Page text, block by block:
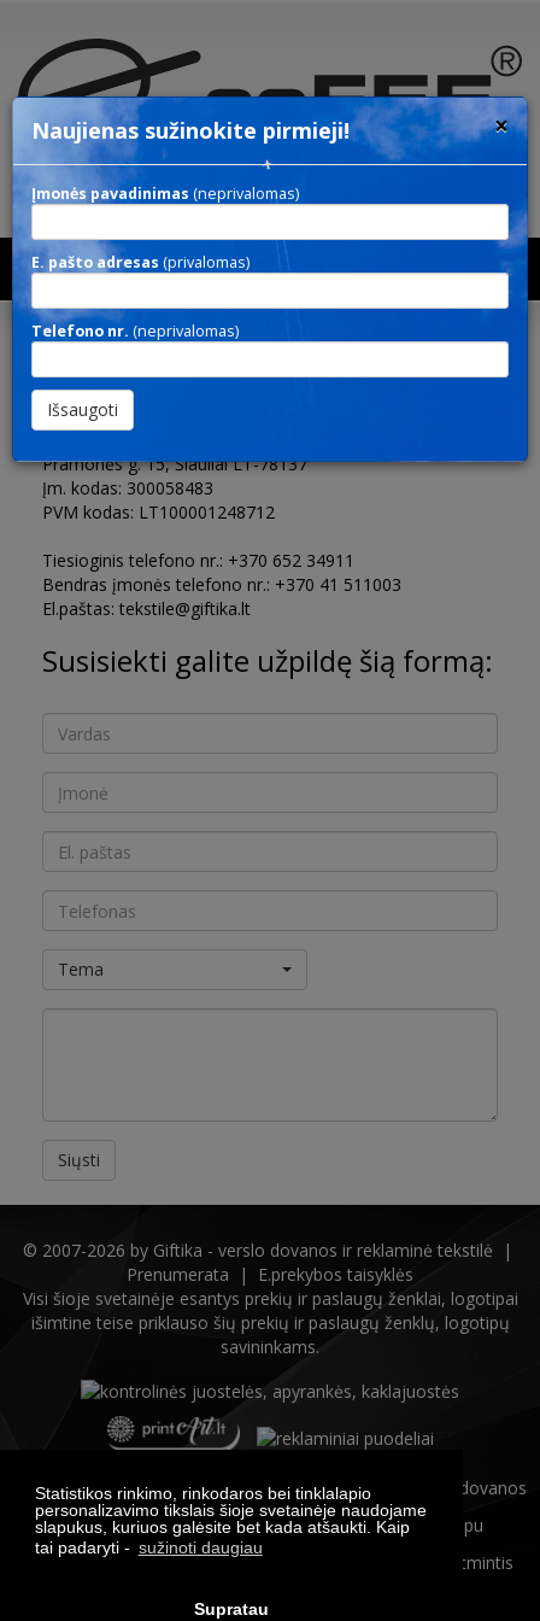
Statistikos rinkimo, rinkodaros bei tinklalapio
personalizavimo tikslais šioje svetainėje naudojame
slapukus, kuriuos galėsite bet kada atšaukti. Kaip
tai padaryti - sužinoti daugiau
Supratau
Kontaktai
OFICIALUS GAMINTOJO ATSTOVAS LIETUVOJE
Pramonės g. 15, Šiauliai LT-78137
Įm. kodas: 300058483
PVM kodas: LT100001248712
Tiesioginis telefono nr.: +370 652 34911
Bendras įmonės telefono nr.: +370 41 511003
El.paštas: tekstile@giftika.lt
Susisiekti galite užpildę šią formą:
Tema
© 2007-2026 by Giftika - verslo dovanos ir reklaminė tekstilė |
Prenumerata |
E.prekybos taisyklės
Visi šioje svetainėje esantys prekių ir paslaugų ženklai, logotipai
išimtine teise priklauso šių prekių ir paslaugų ženklų, logotipų
savininkams.
×
Naujienas sužinokite pirmieji!
Įmonės pavadinimas (neprivalomas)
E. pašto adresas (privalomas)
Telefono nr. (neprivalomas)